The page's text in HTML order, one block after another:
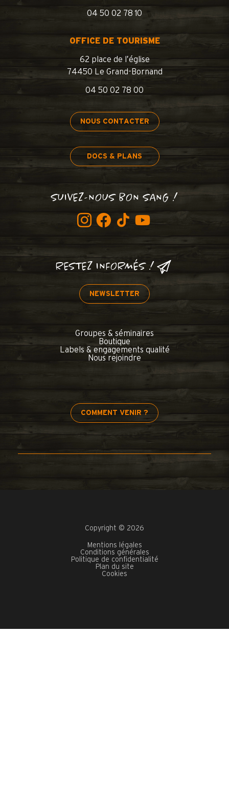
04 50 02 78 10
OFFICE DE TOURISME
62 place de l’église
74450 Le Grand-Bornand
04 50 02 78 00
NOUS CONTACTER
DOCS & PLANS
SUIVEZ-NOUS BON SANG !
RESTEZ INFORMÉS !
NEWSLETTER
Groupes & séminaires
Boutique
Labels & engagements qualité
Nous rejoindre
COMMENT VENIR ?
Copyright © 2026
Mentions légales
Conditions générales
Politique de confidentialité
Plan du site
Cookies